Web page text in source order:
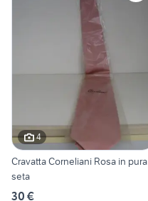
4
Cravatta Corneliani Rosa in pura
seta
30 €